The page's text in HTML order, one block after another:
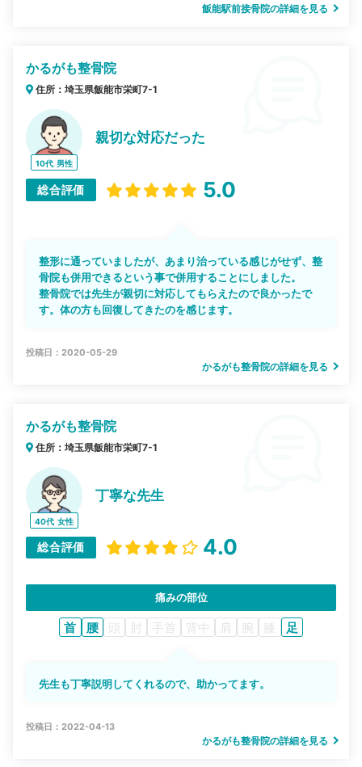
飯能駅前接骨院の詳細を見る
かるがも整骨院
住所：埼玉県飯能市栄町7-1
10代 男性
親切な対応だった
総合評価 5.0
整形に通っていましたが、あまり治っている感じがせず、整
骨院も併用できるという事で併用することにしました。
整骨院では先生が親切に対応してもらえたので良かったで
す。体の方も回復してきたのを感じます。
投稿日：2020-05-29
かるがも整骨院の詳細を見る
かるがも整骨院
住所：埼玉県飯能市栄町7-1
40代 女性
丁寧な先生
総合評価 4.0
痛みの部位
首 腰 頭 肘 手首 背中 肩 腕 膝 足
先生も丁寧説明してくれるので、助かってます。
投稿日：2022-04-13
かるがも整骨院の詳細を見る